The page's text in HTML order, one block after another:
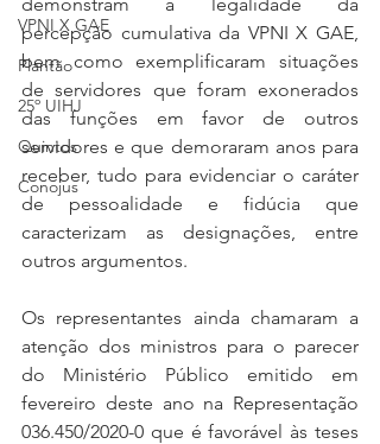
VPNI X GAE
Plantão
25º UIHJ
Quintos
Conojus
percepção cumulativa da VPNI X GAE,
bem como exemplificaram situações
de servidores que foram exonerados
das funções em favor de outros
servidores e que demoraram anos para
receber, tudo para evidenciar o caráter
de pessoalidade e fidúcia que
caracterizam as designações, entre
outros argumentos.
Os representantes ainda chamaram a
atenção dos ministros para o parecer
do Ministério Público emitido em
fevereiro deste ano na Representação
036.450/2020-0 que é favorável às teses